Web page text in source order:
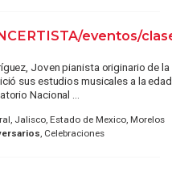
eventos/
Joven pianista originario de la
sus estudios musicales a la
Nacional ...
Jalisco, Estado de Mexico, Morelos
, Celebraciones